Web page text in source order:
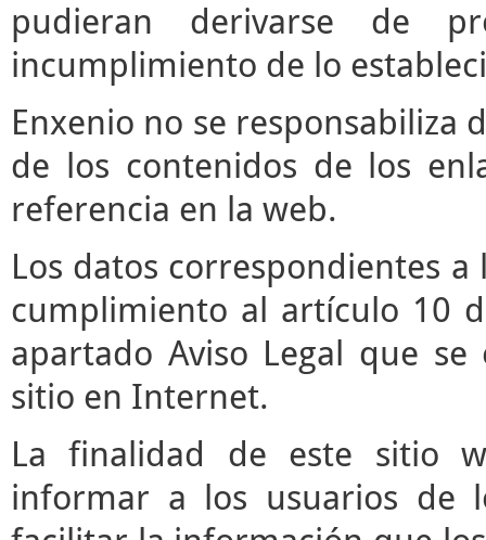
pudieran derivarse de
incumplimiento de lo
Enxenio no se responsabiliza
de los contenidos de los
referencia en la web.
Los datos correspondientes
cumplimiento al artículo 10
apartado Aviso Legal que
sitio en Internet.
La finalidad de este sitio
informar a los usuarios de